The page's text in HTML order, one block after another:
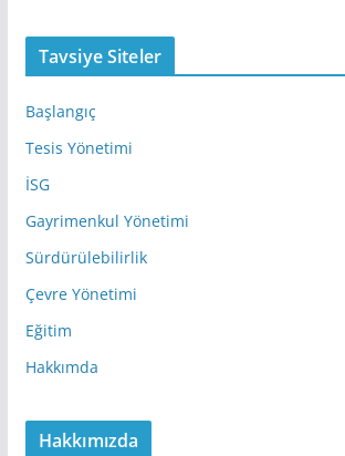
d
Tavsiye Siteler
Başlangıç
Tesis Yönetimi
İSG
Gayrimenkul Yönetimi
Sürdürülebilirlik
Çevre Yönetimi
Eğitim
Hakkımda
Hakkımızda